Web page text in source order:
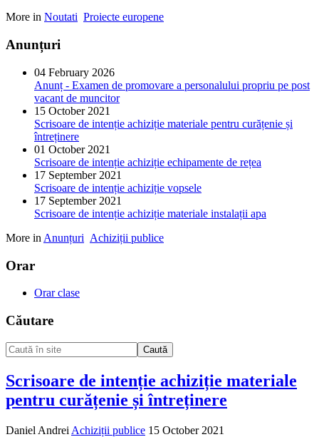
More in Noutati Proiecte europene
Anunțuri
04 February 2026
Anunț - Examen de promovare a personalului propriu pe post
vacant de muncitor
15 October 2021
Scrisoare de intenție achiziție materiale pentru curățenie și
întreținere
01 October 2021
Scrisoare de intenție achiziție echipamente de rețea
17 September 2021
Scrisoare de intenție achiziție vopsele
17 September 2021
Scrisoare de intenție achiziție materiale instalații apa
More in Anunțuri Achiziții publice
Orar
Orar clase
Căutare
Caută
Scrisoare de intenție achiziție materiale
pentru curățenie și întreținere
Daniel Andrei Achiziții publice 15 October 2021